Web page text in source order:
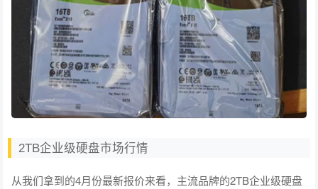
2TB企业级硬盘市场行情
从我们拿到的4月份最新报价来看，主流品牌的2TB企业级硬盘